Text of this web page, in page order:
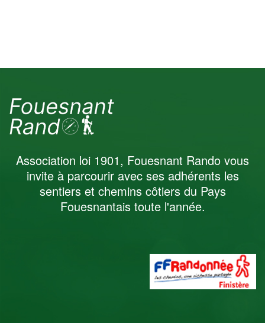
Pays Fouesnantais
Association loi 1901, Fouesnant Rando vous
invite à parcourir avec ses adhérents les
sentiers et chemins côtiers du Pays
Fouesnantais toute l'année.